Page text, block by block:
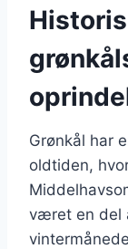
Grønkål har
oldtiden,
været en del